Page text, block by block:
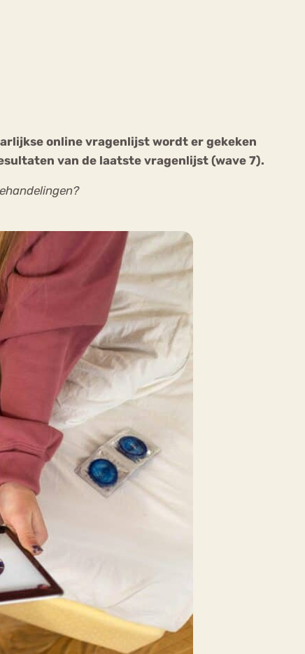
online vragenlijst wordt er gekeken
van de laatste vragenlijst (wave 7).